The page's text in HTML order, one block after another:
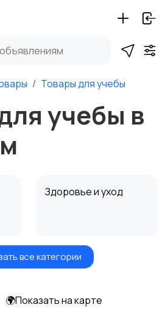
Товары для учебы
учебы в
Здоровье и уход
Детские коляски
все категории
🌍Показать на карте